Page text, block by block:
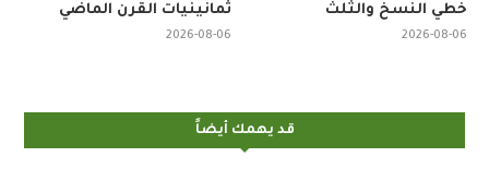
ثمانينيات القرن الماضي
2026-08-06
خطي النسخ والثلث
2026-08-06
قد يهمك أيضاً